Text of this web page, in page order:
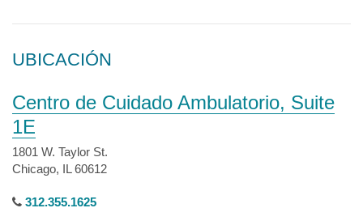
UBICACIÓN
Centro de Cuidado Ambulatorio, Suite
1E
1801 W. Taylor St.
Chicago, IL 60612
312.355.1625